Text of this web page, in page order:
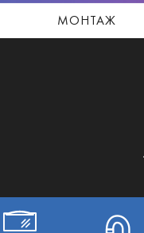
МОНТАЖ